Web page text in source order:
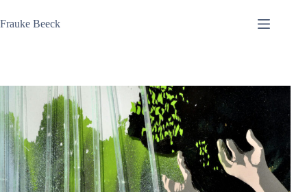
Inhalt
springen
Frauke Beeck